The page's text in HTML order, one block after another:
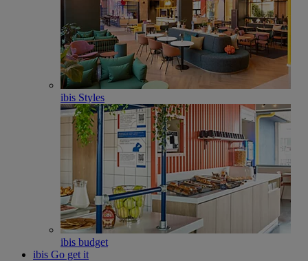
ibis Styles
ibis budget
ibis Go get it